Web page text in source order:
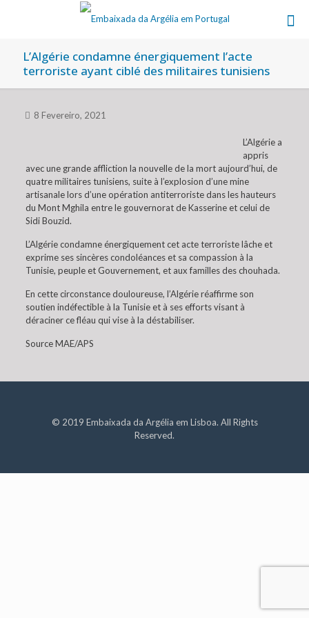
L’Algérie condamne énergiquement l’acte
terroriste ayant ciblé des militaires tunisiens
8 Fevereiro, 2021
L’Algérie a
appris
avec une grande affliction la nouvelle de la mort aujourd’hui, de
quatre militaires tunisiens, suite à l’explosion d’une mine
artisanale lors d’une opération antiterroriste dans les hauteurs
du Mont Mghila entre le gouvernorat de Kasserine et celui de
Sidi Bouzid.
L’Algérie condamne énergiquement cet acte terroriste lâche et
exprime ses sincères condoléances et sa compassion à la
Tunisie, peuple et Gouvernement, et aux familles des chouhada.
En cette circonstance douloureuse, l’Algérie réaffirme son
soutien indéfectible à la Tunisie et à ses efforts visant à
déraciner ce fléau qui vise à la déstabiliser.
Source MAE/APS
© 2019 Embaixada da Argélia em Lisboa. All Rights
Reserved.